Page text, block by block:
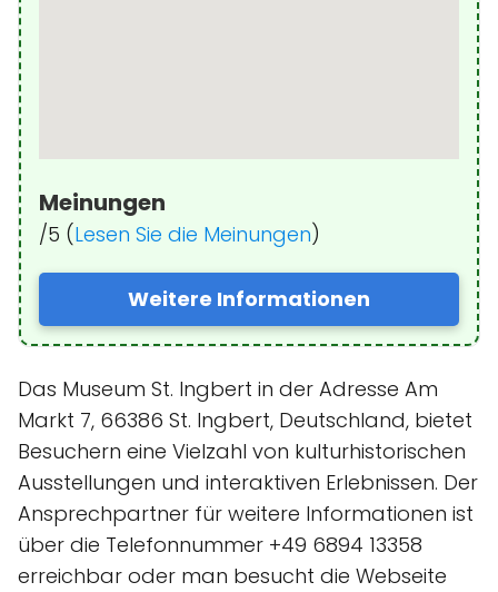
Meinungen
/5 (Lesen Sie die Meinungen)
Weitere Informationen
Das Museum St. Ingbert in der Adresse Am
Markt 7, 66386 St. Ingbert, Deutschland, bietet
Besuchern eine Vielzahl von kulturhistorischen
Ausstellungen und interaktiven Erlebnissen. Der
Ansprechpartner für weitere Informationen ist
über die Telefonnummer +49 6894 13358
erreichbar oder man besucht die Webseite